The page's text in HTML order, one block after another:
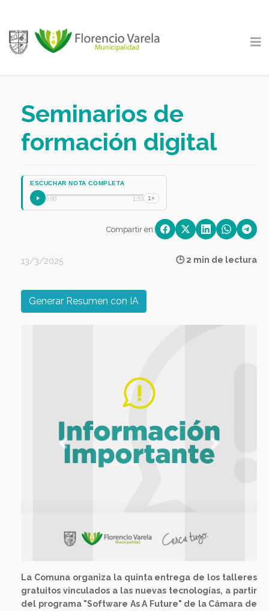
Seminarios de
formación digital
ESCUCHAR NOTA COMPLETA
0:00 1:53 1×
Compartir en:
13/3/2025 🕒 2 min de lectura
Generar Resumen con IA
Previous
La Comuna organiza la quinta entrega de los talleres
gratuitos vinculados a las nuevas tecnologías, a partir
del programa "Software As A Future" de la Cámara de